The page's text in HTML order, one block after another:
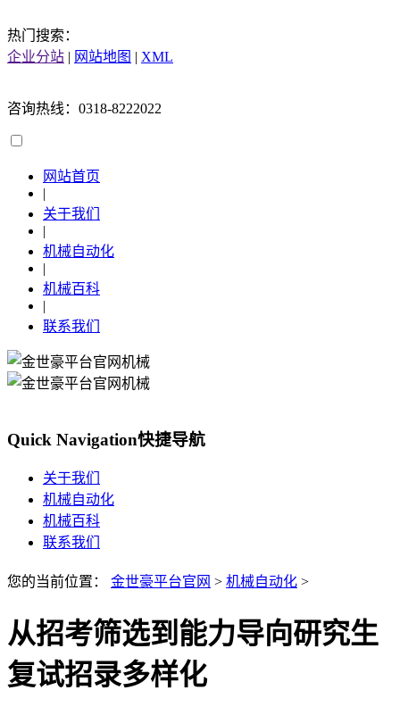
热门搜索：
企业分站 | 网站地图 | XML
咨询热线：0318-8222022
网站首页
|
关于我们
|
机械自动化
|
机械百科
|
联系我们
Quick Navigation快捷导航
关于我们
机械自动化
机械百科
联系我们
您的当前位置： 金世豪平台官网 > 机械自动化 >
从招考筛选到能力导向研究生
复试招录多样化